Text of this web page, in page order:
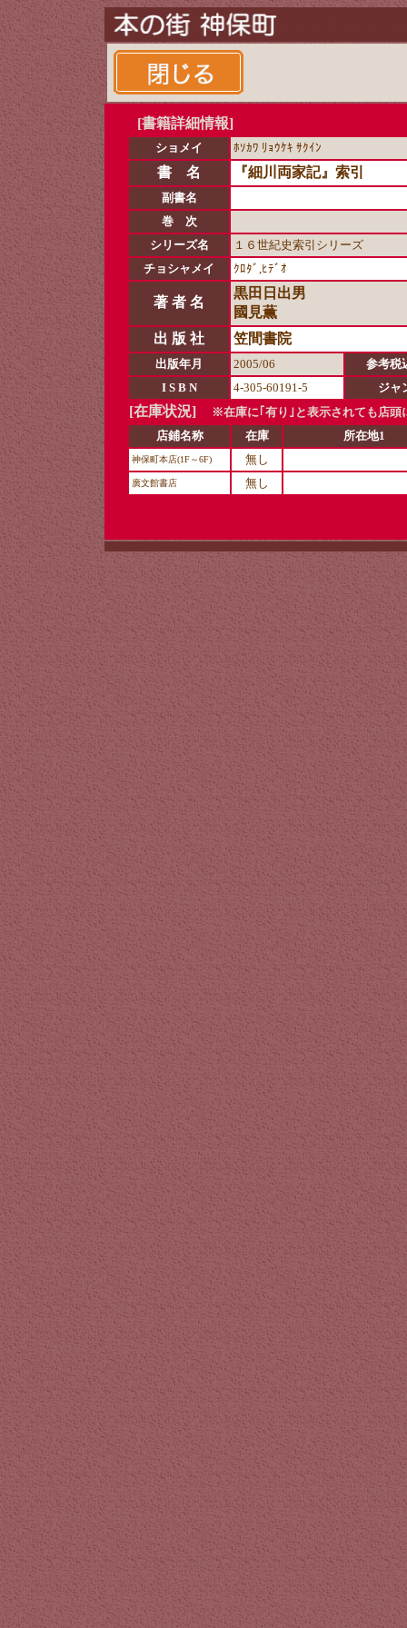
[書籍詳細情報]
ショメイ ﾎｿｶﾜ ﾘｮｳｹｷ ｻｸｲﾝ
書 名 『細川両家記』索引
副書名
巻 次
シリーズ名
１６世紀史索引シリーズ
チョシャメイ
ｸﾛﾀﾞ,ﾋﾃﾞｵ
著 者 名
黒田日出男
國見薫
出 版 社
笠間書院
出版年月 2005/06
参考税
I S B N
4-305-60191-5 ジャ
[在庫状況]
※在庫に｢有り｣と表示されても店頭
店鋪名称
在庫 所在地1
神保町本店(1F～6F) 無し
廣文館書店 無し